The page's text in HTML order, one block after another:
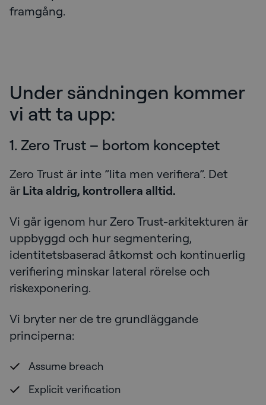
framgång.
Under sändningen kommer
vi att ta upp:
1. Zero Trust – bortom konceptet
Zero Trust är inte ”lita men verifiera”. Det
är Lita aldrig, kontrollera alltid.
Vi går igenom hur Zero Trust-arkitekturen är
uppbyggd och hur segmentering,
identitetsbaserad åtkomst och kontinuerlig
verifiering minskar lateral rörelse och
riskexponering.
Vi bryter ner de tre grundläggande
principerna:
Assume breach
Explicit verification